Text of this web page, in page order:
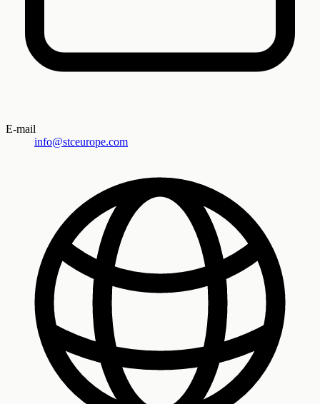
E-mail
info@stceurope.com